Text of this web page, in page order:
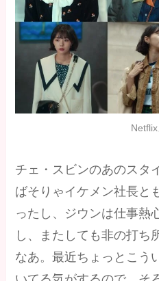
Netflix
チェ・スビンのあのスタ
ばそりゃイケメン社長と
ったし、ジウンは仕事熱
し、またしても非の打ち
なあ。最近ちょっとこう